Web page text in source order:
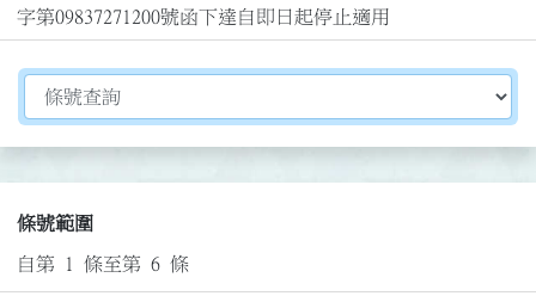
字第09837271200號函下達自即日起停止適用
切換選擇法規資訊內容
條號範圍
自第 1 條至第 6 條